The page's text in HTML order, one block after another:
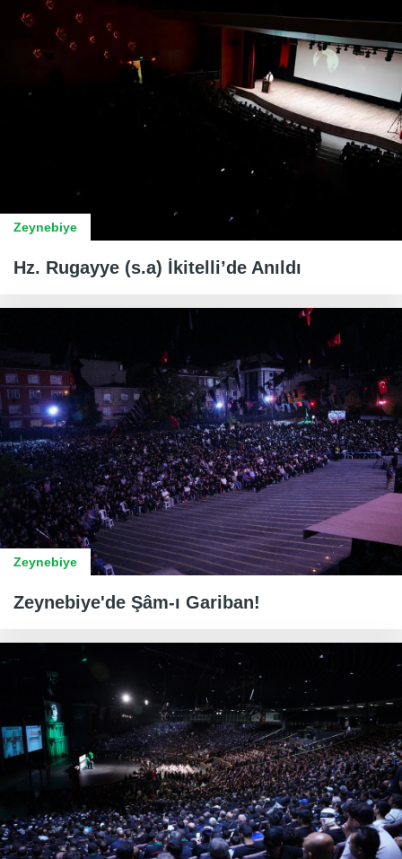
Zeynebiye
Hz. Rugayye (s.a) İkitelli’de Anıldı
Zeynebiye
Zeynebiye'de Şâm-ı Gariban!